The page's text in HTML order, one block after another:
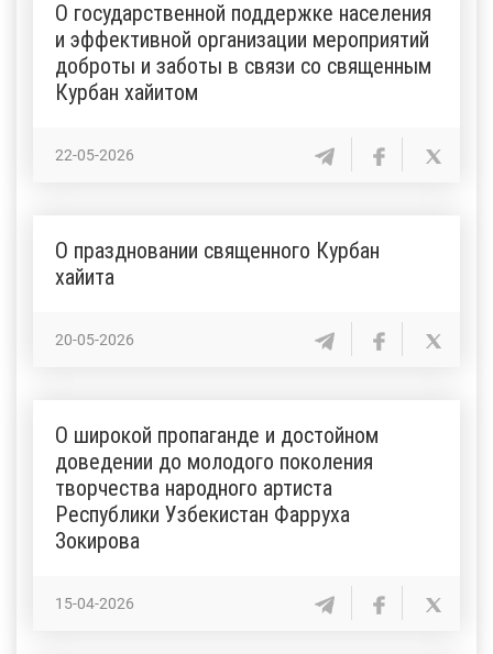
О государственной поддержке населения
и эффективной организации мероприятий
доброты и заботы в связи со священным
Курбан хайитом
22-05-2026
О праздновании священного Курбан
хайита
20-05-2026
О широкой пропаганде и достойном
доведении до молодого поколения
творчества народного артиста
Республики Узбекистан Фарруха
Зокирова
15-04-2026